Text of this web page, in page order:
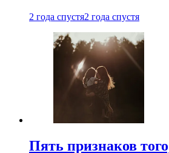
2 года спустя2 года спустя
Пять признаков